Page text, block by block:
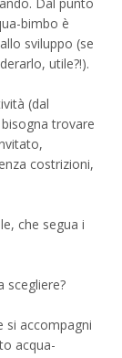
bimbo è
sviluppo (se
utile?!).
(dal
trovare
costrizioni,
che segua i
scegliere?
si accompagni
acqua-